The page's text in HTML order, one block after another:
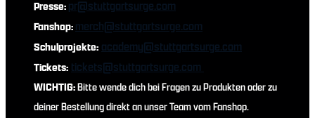
Presse:pr@stuttgartsurge.com
Fanshop:merch@stuttgartsurge.com
Schulprojekte: academy@stuttgartsurge.com
Tickets: tickets@stuttgartsurge.com
WICHTIG:Bitte wende dich bei Fragen zu Produkten oder zu
deiner Bestellung direkt an unser Team vom Fanshop.